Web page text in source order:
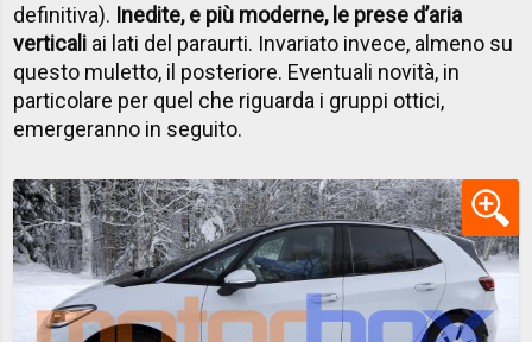
definitiva). Inedite, e più moderne, le prese d’aria
verticali ai lati del paraurti. Invariato invece, almeno su
questo muletto, il posteriore. Eventuali novità, in
particolare per quel che riguarda i gruppi ottici,
emergeranno in seguito.